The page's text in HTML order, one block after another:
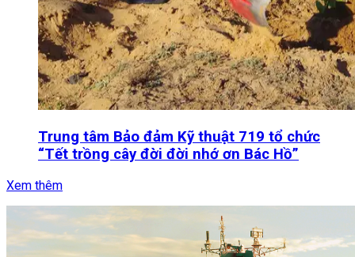
Trung tâm Bảo đảm Kỹ thuật 719 tổ chức
“Tết trồng cây đời đời nhớ ơn Bác Hồ”
Xem thêm